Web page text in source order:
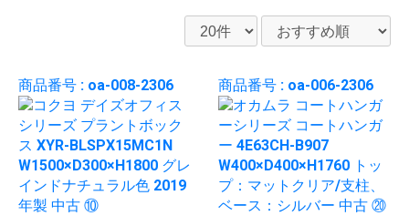
商品番号 : oa-008-2306 商品番号 : oa-006-2306